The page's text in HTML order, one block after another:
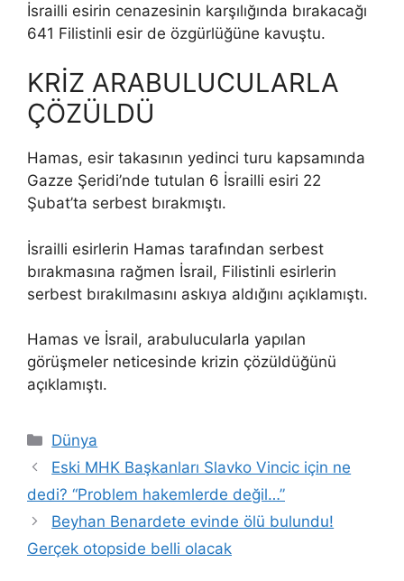
İsrailli esirin cenazesinin karşılığında bırakacağı
641 Filistinli esir de özgürlüğüne kavuştu.
KRİZ ARABULUCULARLA
ÇÖZÜLDÜ
Hamas, esir takasının yedinci turu kapsamında
Gazze Şeridi’nde tutulan 6 İsrailli esiri 22
Şubat’ta serbest bırakmıştı.
İsrailli esirlerin Hamas tarafından serbest
bırakmasına rağmen İsrail, Filistinli esirlerin
serbest bırakılmasını askıya aldığını açıklamıştı.
Hamas ve İsrail, arabulucularla yapılan
görüşmeler neticesinde krizin çözüldüğünü
açıklamıştı.
Kategoriler
Dünya
Eski MHK Başkanları Slavko Vincic için ne
dedi? “Problem hakemlerde değil…”
Beyhan Benardete evinde ölü bulundu!
Gerçek otopside belli olacak